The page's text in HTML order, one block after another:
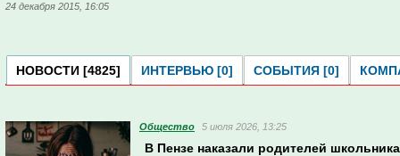
24 декабря 2015, 16:05
НОВОСТИ [4825] ИНТЕРВЬЮ [0] СОБЫТИЯ [0]
Общество 5 июля 2026, 13:25
В Пензе наказали родителей